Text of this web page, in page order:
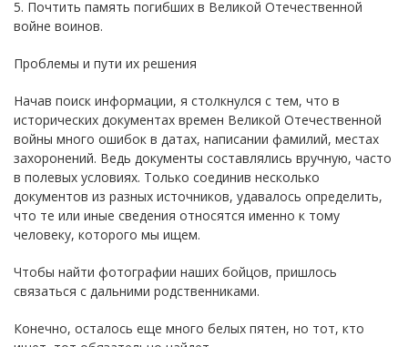
5. Почтить память погибших в Великой Отечественной
войне воинов.
Проблемы и пути их решения
Начав поиск информации, я столкнулся с тем, что в
исторических документах времен Великой Отечественной
войны много ошибок в датах, написании фамилий, местах
захоронений. Ведь документы составлялись вручную, часто
в полевых условиях. Только соединив несколько
документов из разных источников, удавалось определить,
что те или иные сведения относятся именно к тому
человеку, которого мы ищем.
Чтобы найти фотографии наших бойцов, пришлось
связаться с дальними родственниками.
Конечно, осталось еще много белых пятен, но тот, кто